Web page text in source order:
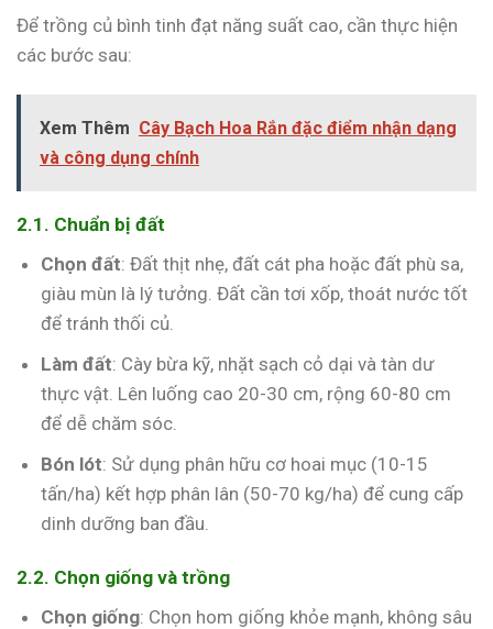
Để trồng củ bình tinh đạt năng suất cao, cần thực hiện
các bước sau:
Xem Thêm Cây Bạch Hoa Rắn đặc điểm nhận dạng
và công dụng chính
2.1. Chuẩn bị đất
Chọn đất: Đất thịt nhẹ, đất cát pha hoặc đất phù sa,
giàu mùn là lý tưởng. Đất cần tơi xốp, thoát nước tốt
để tránh thối củ.
Làm đất: Cày bừa kỹ, nhặt sạch cỏ dại và tàn dư
thực vật. Lên luống cao 20-30 cm, rộng 60-80 cm
để dễ chăm sóc.
Bón lót: Sử dụng phân hữu cơ hoai mục (10-15
tấn/ha) kết hợp phân lân (50-70 kg/ha) để cung cấp
dinh dưỡng ban đầu.
2.2. Chọn giống và trồng
Chọn giống: Chọn hom giống khỏe mạnh, không sâu